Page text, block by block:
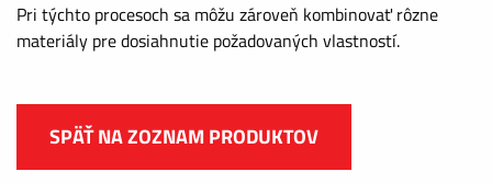
Pri týchto procesoch sa môžu zároveň kombinovať rôzne
materiály pre dosiahnutie požadovaných vlastností.
SPÄŤ NA ZOZNAM PRODUKTOV